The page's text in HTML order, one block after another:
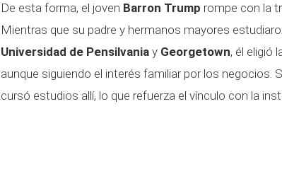
De esta forma, el joven Barron Trump rompe con la
Mientras que su padre y hermanos mayores
Universidad de Pensilvania y Georgetown, él eligió
aunque siguiendo el interés familiar por los negocios.
cursó estudios allí, lo que refuerza el vínculo con la